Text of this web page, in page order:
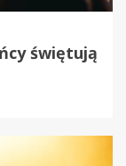
świętują